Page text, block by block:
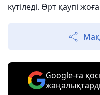
күтіледі. Өрт қаупі
Google-ға